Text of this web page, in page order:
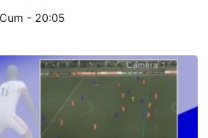
- 20:05